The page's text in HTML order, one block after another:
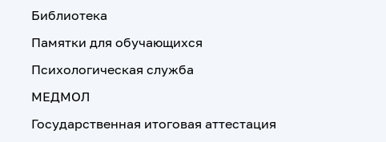
Библиотека
Памятки для обучающихся
Психологическая служба
МЕДМОЛ
Государственная итоговая аттестация